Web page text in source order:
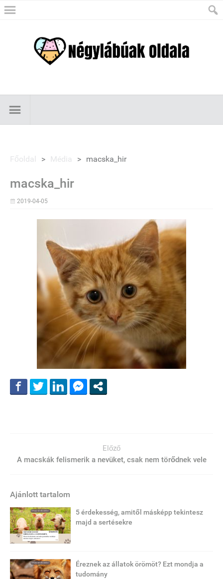
Főoldal > Média > macska_hir
macska_hir
2019-04-05
Előző
A macskák felismerik a nevüket, csak nem törődnek vele
Ajánlott tartalom
5 érdekesség, amitől másképp tekintesz
majd a sertésekre
Éreznek az állatok örömöt? Ezt mondja a
tudomány